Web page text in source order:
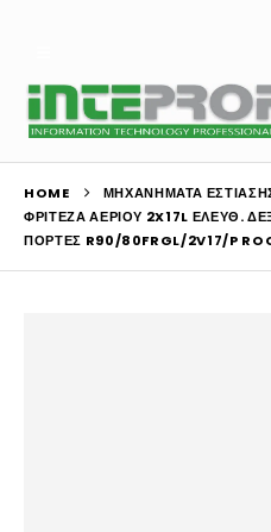
HOME ΜΗΧΑΝΉΜΑΤΑ
ΦΡΙΤΈΖΑ ΑΕΡΊΟΥ 2X17L ΕΛΕΎΘ.
ΠΌΡΤΕΣ R90/80FRGL/2V17/P